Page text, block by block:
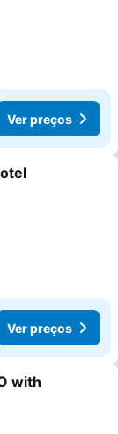
Ver preços
Ver preços
with